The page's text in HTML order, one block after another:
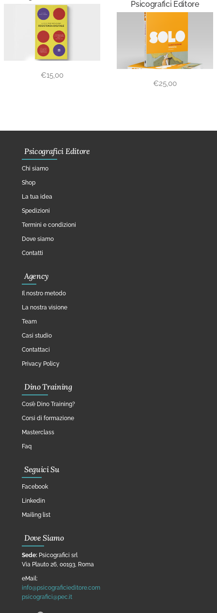
€15,00
Psicografici Editore
€25,00
Psicografici Editore
Chi siamo
Shop
La tua idea
Spedizioni
Termini e condizioni
Dove siamo
Contatti
Agency
Il nostro metodo
La nostra visione
Team
Casi studio
Contattaci
Privacy Policy
Dino Training
Cos’è Dino Training?
Corsi di formazione
Masterclass
Faq
Seguici Su
Facebook
Linkedin
Mailing list
Dove Siamo
Sede: Psicografici srl
Via Plauto 26, 00193, Roma
eMail:
info@psicograficieditore.com
psicografici@pec.it